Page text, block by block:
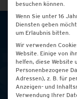
Kosmetik
besuchen können.
Wenn Sie unter 16
Diensten geben
um Erlaubnis bitten.
Wir verwenden
Website. Einige von
helfen, diese Website
Personenbezogene
Adressen), z. B. für
Anzeigen- und
Verwendung Ihrer